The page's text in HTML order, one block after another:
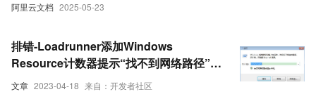
阿里云文档 2025-05-23
文章 2023-04-18 来自：开发者社区
排错-Loadrunner添加Windows
Resource计数器提示“找不到网络路径”解
决方法